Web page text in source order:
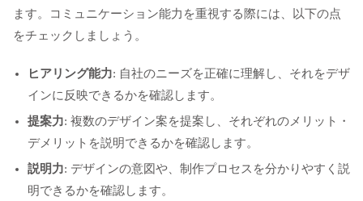
ます。コミュニケーション能力を重視する際には、以下の点
をチェックしましょう。
ヒアリング能力: 自社のニーズを正確に理解し、それをデザ
インに反映できるかを確認します。
提案力: 複数のデザイン案を提案し、それぞれのメリット・
デメリットを説明できるかを確認します。
説明力: デザインの意図や、制作プロセスを分かりやすく説
明できるかを確認します。